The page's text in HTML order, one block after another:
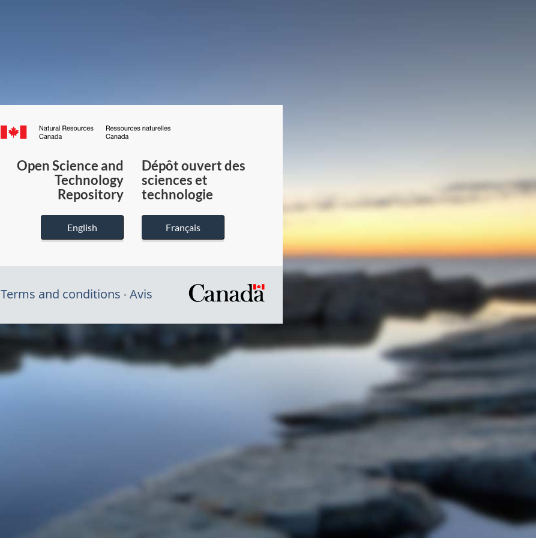
Canada.ca
du
Canada
Open Science and
Technology
Repository
English
Dépôt ouvert des
sciences et
technologie
Français
Terms and conditions Avis
/
Symbole
gouvernement